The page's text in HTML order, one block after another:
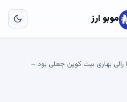
موبو ارز
چرخه 4 ساله: چرا رالی بهاری بیت کوین جعلی بود –